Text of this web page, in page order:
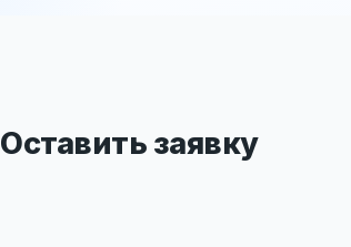
Оставить заявку